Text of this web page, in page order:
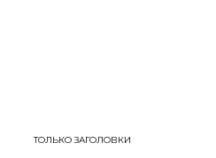
ТОЛЬКО ЗАГОЛОВКИ